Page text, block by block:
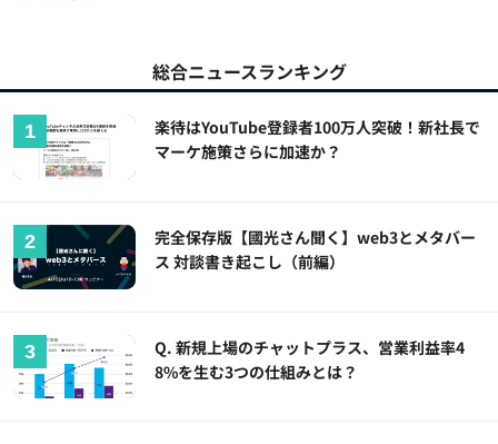
総合ニュースランキング
楽待はYouTube登録者100万人突破！新社長で
マーケ施策さらに加速か？
完全保存版【國光さん聞く】web3とメタバー
ス 対談書き起こし（前編）
Q. 新規上場のチャットプラス、営業利益率4
8%を生む3つの仕組みとは？